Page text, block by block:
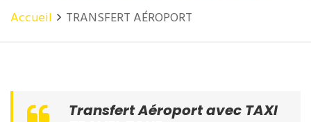
Accueil TRANSFERT AÉROPORT
Transfert Aéroport avec TAXI